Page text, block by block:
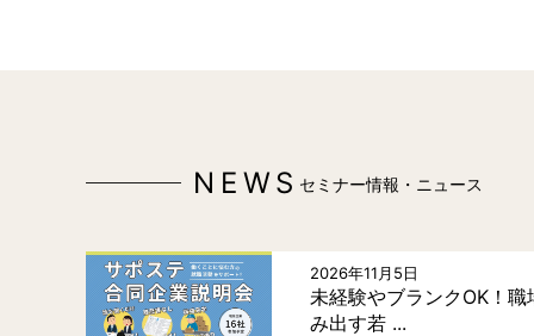
NEWS セミナー情報・ニュース
2026年11月5日
未経験やブランクOK！
み出す若 ...